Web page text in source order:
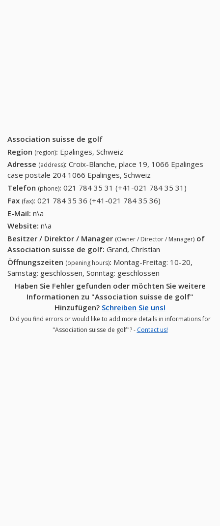
Association suisse de golf
Region (region): Epalinges, Schweiz
Adresse (address): Croix-Blanche, place 19, 1066 Epalinges
case postale 204 1066 Epalinges, Schweiz
Telefon (phone): 021 784 35 31 (+41-021 784 35 31)
Fax (fax): 021 784 35 36 (+41-021 784 35 36)
E-Mail: n\a
Website: n\a
Besitzer / Direktor / Manager (Owner / Director / Manager) of
Association suisse de golf: Grand, Christian
Öffnungszeiten (opening hours): Montag-Freitag: 10-20,
Samstag: geschlossen, Sonntag: geschlossen
Haben Sie Fehler gefunden oder möchten Sie weitere
Informationen zu "Association suisse de golf"
Hinzufügen? Schreiben Sie uns!
Did you find errors or would like to add more details in informations for
"Association suisse de golf"? - Contact us!